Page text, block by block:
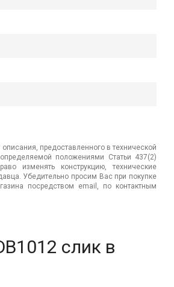
предоставленного в технической
положениями Статьи 437(2)
изменять конструкцию, технические
Убедительно просим Вас при покупке
посредством email, по контактным
слик в